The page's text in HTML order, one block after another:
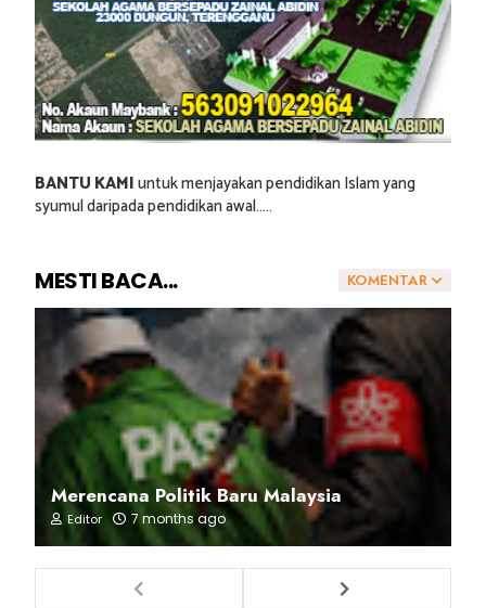
BANTU KAMIuntuk menjayakan pendidikan Islam yang
syumul daripada pendidikan awal.....
KOMENTAR
MESTI BACA...
Merencana Politik Baru Malaysia
Editor 7 months ago